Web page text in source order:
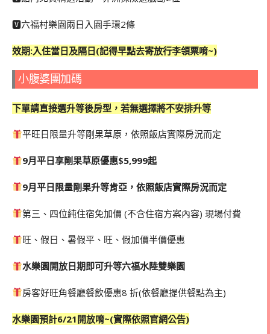
🆅六福村樂園兩日入園手環2條
效期:入住當日及隔日(記得早點去寄放行李領票唷~)
小腹婆團加碼
下單請直接選升等後房型，若無選擇將不安排升等
平旺日限量升等剛果草原，依照飯店實際房況而定
9月平日享剛果草原優惠$5,999起
9月平日限量剛果升等肯亞，依照飯店實際房況而定
第三、四位純住宿免加價 (不含住宿方案內容) 現場付費
旺、假日、暑假平、旺、假加價半價優惠
水樂園開放日期即可升等六福水陸雙樂園
房客好旺角餐廳餐飲優惠8 折(依餐廳提供餐點為主)
水樂園預計6/21開放唷~(實際依照官網公告)